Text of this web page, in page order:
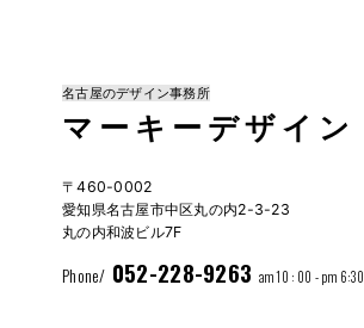
名古屋のデザイン事務所
マーキーデザイン
〒460-0002
愛知県名古屋市中区丸の内2-3-23
丸の内和波ビル7F
Phone/ 052-228-9263 am 10 : 00 - pm 6:30